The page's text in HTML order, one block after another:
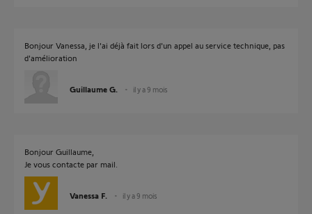
Bonjour Vanessa, je l'ai déjà fait lors d'un appel au service technique, pas
d'amélioration
Guillaume G. il y a 9 mois
Bonjour Guillaume,
Je vous contacte par mail.
Vanessa F. il y a 9 mois